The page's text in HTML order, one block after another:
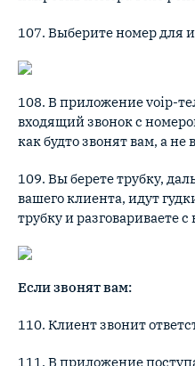
107. Выберите номер для
108. В приложение voip-
входящий звонок с
как будто звонят вам, а не
109. Вы берете трубку,
вашего клиента, идут
трубку и разговариваете
Если звонят вам:
110. Клиент звонит
111. В приложение